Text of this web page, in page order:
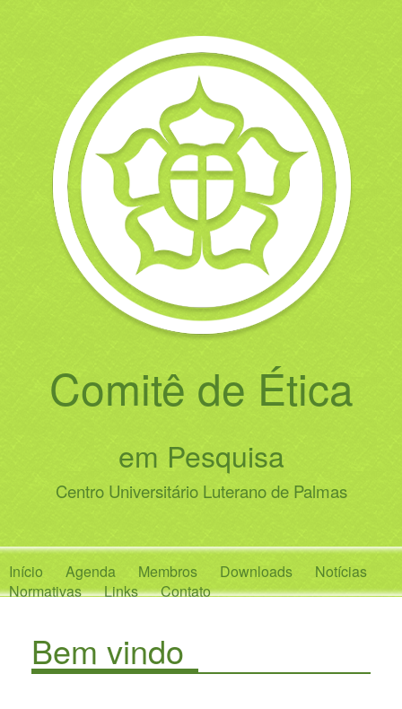
Comitê de Ética
em Pesquisa
Centro Universitário Luterano de Palmas
Início Agenda Membros Downloads
Notícias
Normativas
Links Contato
Bem vindo